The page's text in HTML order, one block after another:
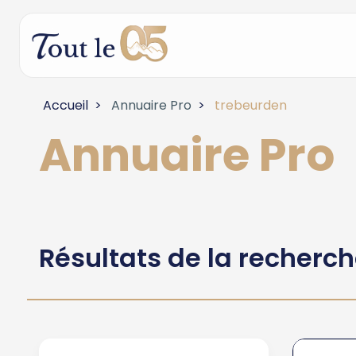
Accueil Annuaire Pro trebeurden
Annuaire Pro
Résultats de la